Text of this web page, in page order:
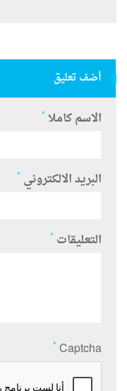
أضف تعليق
الاسم كاملا *
البريد الالكتروني *
التعليقات *
Captcha
*